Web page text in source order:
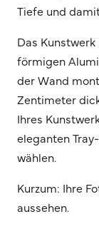
Tiefe und
Das
förmigen
der Wand
Zentimeter
Ihres
eleganten
wählen.
Kurzum: Ihre
aussehen.